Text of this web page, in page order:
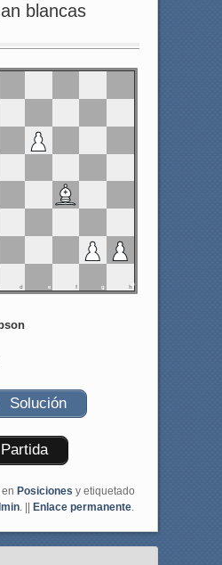
blancas
d e f g h
Solución
Partida
Posiciones y etiquetado
. || Enlace permanente.